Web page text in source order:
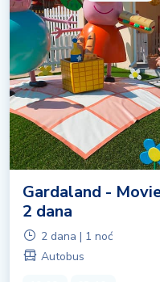
Gardaland -
2 dana
2 dana | 1 noć
Autobus